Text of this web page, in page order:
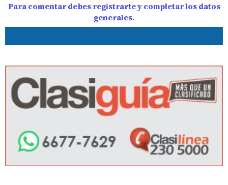
Para comentar debes registrarte y completar los datos
generales.